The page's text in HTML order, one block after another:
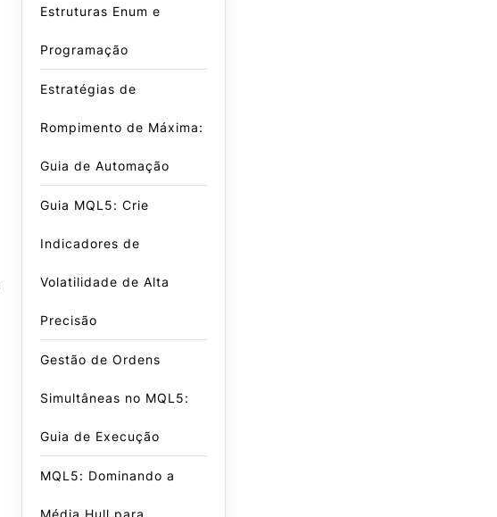
Estruturas Enum e
Programação
Estratégias de
Rompimento de Máxima:
Guia de Automação
Guia MQL5: Crie
Indicadores de
Volatilidade de Alta
Precisão
Gestão de Ordens
Simultâneas no MQL5:
Guia de Execução
MQL5: Dominando a
Média Hull para